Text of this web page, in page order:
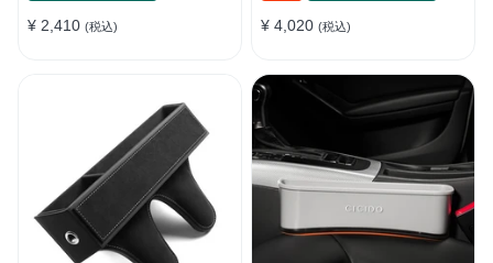
¥ 2,410 (税込) ¥ 4,020 (税込)